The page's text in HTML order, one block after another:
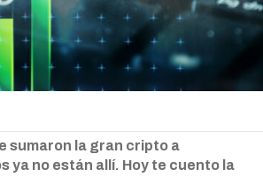
sumaron la gran cripto a
ya no están allí. Hoy te cuento la